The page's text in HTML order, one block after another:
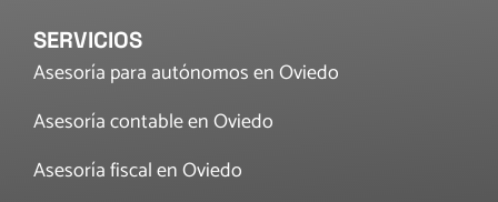
SERVICIOS
Asesoría para autónomos en Oviedo
Asesoría contable en Oviedo
Asesoría fiscal en Oviedo